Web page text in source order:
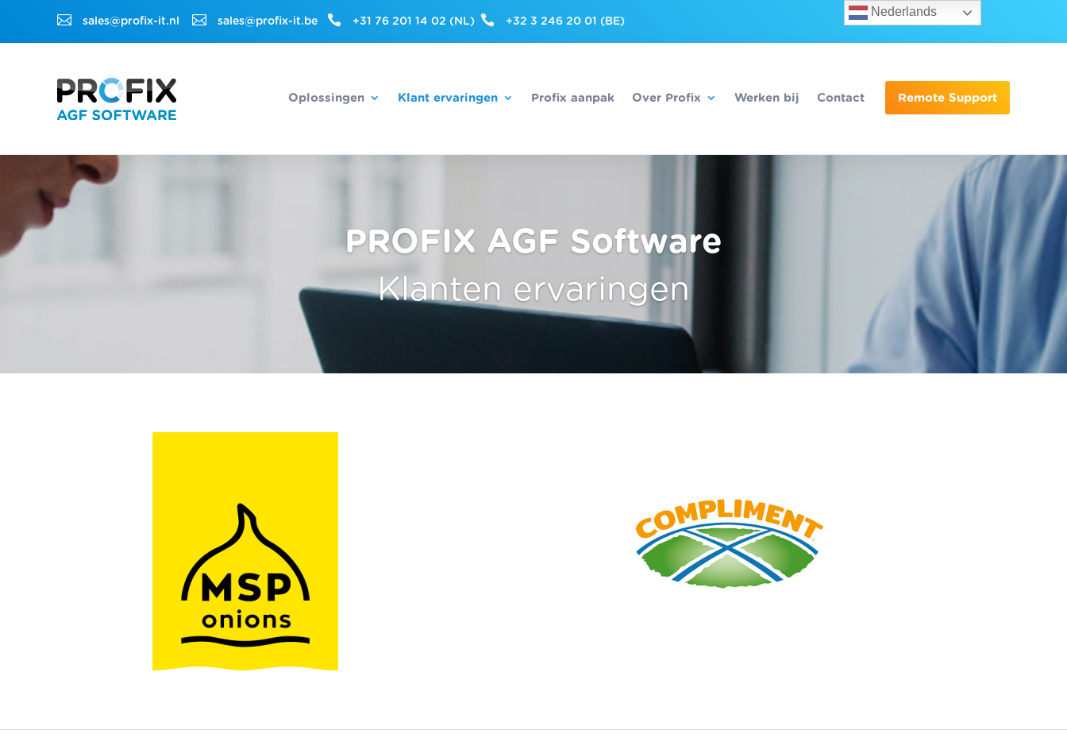
 sales@profix-it.nl  sales@profix-it.be  +31 76 201 14 02 (NL)  +32 3 246 20 01 (BE)
Oplossingen Klant ervaringen Profix aanpak Over Profix Werken bij Contact Remote Support
PROFIX AGF Software
Klanten ervaringen
Nederlands